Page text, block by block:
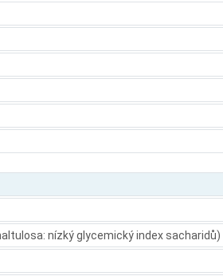
nízký glycemický index sacharidů)